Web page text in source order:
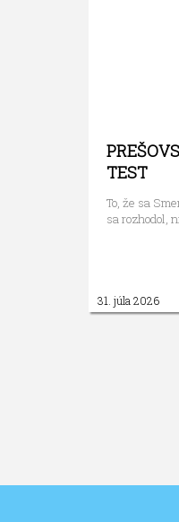
TEST
To, že sa
sa rozhodol,
31. júla 2026